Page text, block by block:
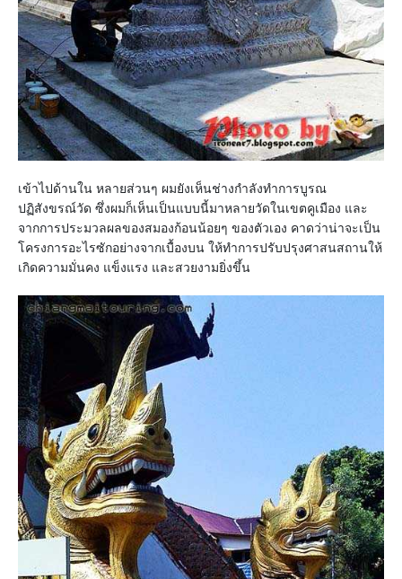
เข้าไปด้านใน หลายส่วนๆ ผมยังเห็นช่างกำลังทำการบูรณ
ปฏิสังขรณ์วัด ซึ่งผมก็เห็นเป็นแบบนี้มาหลายวัดในเขตคูเมือง และ
จากการประมวลผลของสมองก้อนน้อยๆ ของตัวเอง คาดว่าน่าจะเป็น
โครงการอะไรซักอย่างจากเบื้องบน ให้ทำการปรับปรุงศาสนสถานให้
เกิดความมั่นคง แข็งแรง และสวยงามยิ่งขึ้น